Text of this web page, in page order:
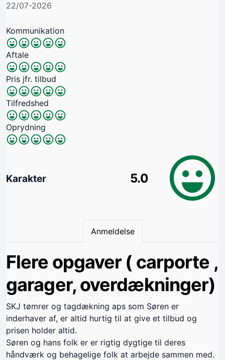
22/07-2026
Kommunikation
Aftale
Pris jfr. tilbud
Tilfredshed
Oprydning
Karakter 5.0
Anmeldelse
Flere opgaver ( carporte ,
garager, overdækninger)
SKJ tømrer og tagdækning aps som Søren er
inderhaver af, er altid hurtig til at give et tilbud og
prisen holder altid.
Søren og hans folk er er rigtig dygtige til deres
håndværk og behagelige folk at arbejde sammen med.